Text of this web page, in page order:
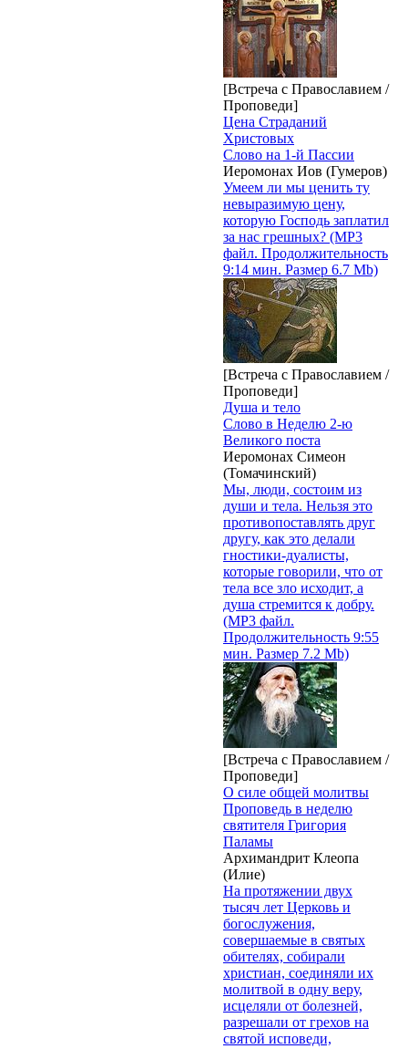
[Встреча с Православием /
Проповеди]
Цена Страданий
Христовых
Слово на 1-й Пассии
Иеромонах Иов (Гумеров)
Умеем ли мы ценить ту
невыразимую цену,
которую Господь заплатил
за нас грешных? (MP3
файл. Продолжительность
9:14 мин. Размер 6.7 Mb)
[Встреча с Православием /
Проповеди]
Душа и тело
Слово в Неделю 2-ю
Великого поста
Иеромонах Симеон
(Томачинский)
Мы, люди, состоим из
души и тела. Нельзя это
противопоставлять друг
другу, как это делали
гностики-дуалисты,
которые говорили, что от
тела все зло исходит, а
душа стремится к добру.
(MP3 файл.
Продолжительность 9:55
мин. Размер 7.2 Mb)
[Встреча с Православием /
Проповеди]
О силе общей молитвы
Проповедь в неделю
святителя Григория
Паламы
Архимандрит Клеопа
(Илие)
На протяжении двух
тысяч лет Церковь и
богослужения,
совершаемые в святых
обителях, собирали
христиан, соединяли их
молитвой в одну веру,
исцеляли от болезней,
разрешали от грехов на
святой исповеди,